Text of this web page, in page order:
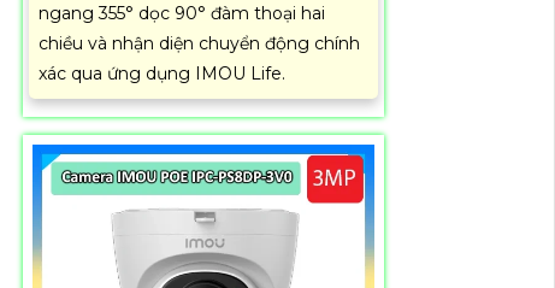
ngang 355° dọc 90° đàm thoại hai
chiều và nhận diện chuyển động chính
xác qua ứng dụng IMOU Life.